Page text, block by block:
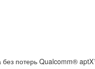
потерь Qualcomm®